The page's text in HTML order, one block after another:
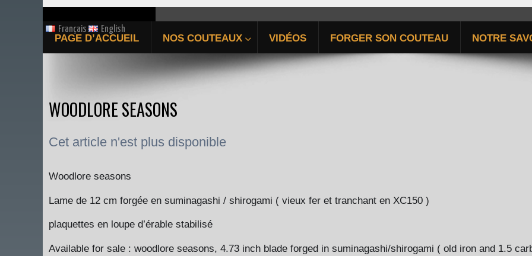
ÉPIEU DE CHASSE FORGÉ
Français English
PAGE D’ACCUEIL NOS COUTEAUX VIDÉOS FORGER SON COUTEAU NOTRE
WOODLORE SEASONS
Cet article n'est plus disponible
Woodlore seasons
Lame de 12 cm forgée en suminagashi / shirogami ( vieux fer et tranchant en XC150 )
plaquettes en loupe d’érable stabilisé
Available for sale : woodlore seasons, 4.73 inch blade forged in suminagashi/shirogami ( old iron and 1.5